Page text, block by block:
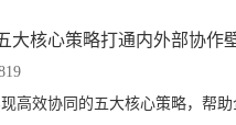
大核心策略打通内外部协作
高效协同的五大核心策略，帮